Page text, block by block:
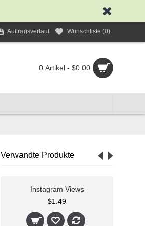
Auftragsverlauf Wunschliste (0)
0 Artikel - $0.00
Verwandte Produkte
Instagram Kommentare
$0.99